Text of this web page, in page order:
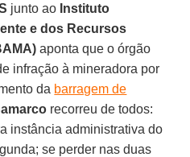
junto ao Instituto
e dos Recursos
aponta que o órgão
infração à mineradora por
da barragem de
recorreu de todos:
instância administrativa do
se perder nas duas